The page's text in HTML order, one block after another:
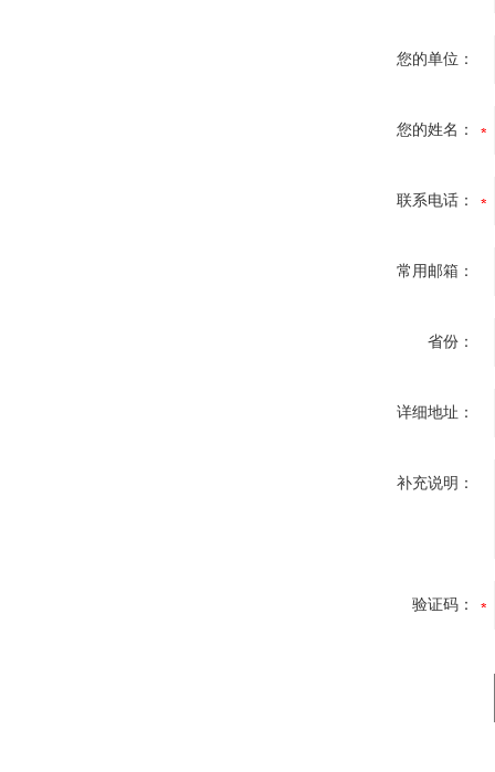
您的单位：
您的姓名：
联系电话：
常用邮箱：
省份：
详细地址：
补充说明：
验证码：